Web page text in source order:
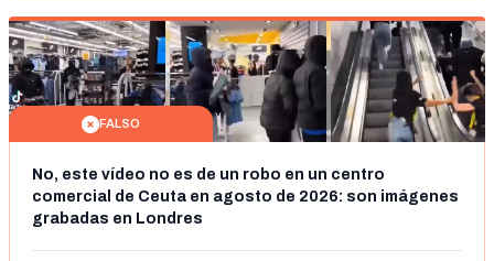
FALSO
No, este vídeo no es de un robo en un centro
comercial de Ceuta en agosto de 2026: son imágenes
grabadas en Londres